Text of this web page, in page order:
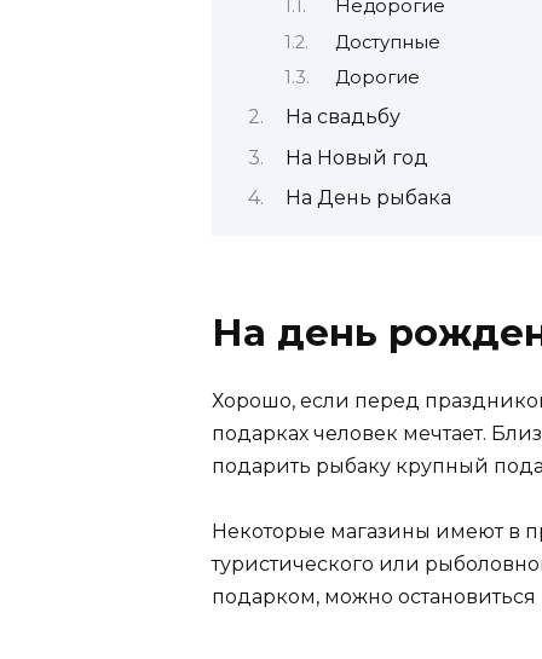
Недорогие
Доступные
Дорогие
На свадьбу
На Новый год
На День рыбака
На день
Хорошо, если перед
подарках человек мечтает.
подарить рыбаку крупный
Некоторые магазины имеют в
туристического или
подарком, можно остановиться